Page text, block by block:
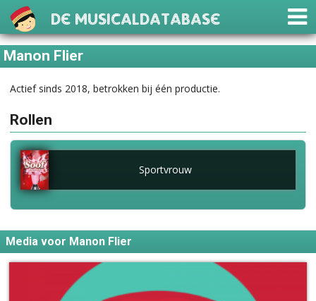
De Musicaldatabase
Manon Flier
Actief sinds 2018, betrokken bij één productie.
Rollen
Sportvrouw
Media voor Manon Flier